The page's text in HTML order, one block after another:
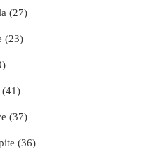
(27)
(23)
(41)
(37)
(36)